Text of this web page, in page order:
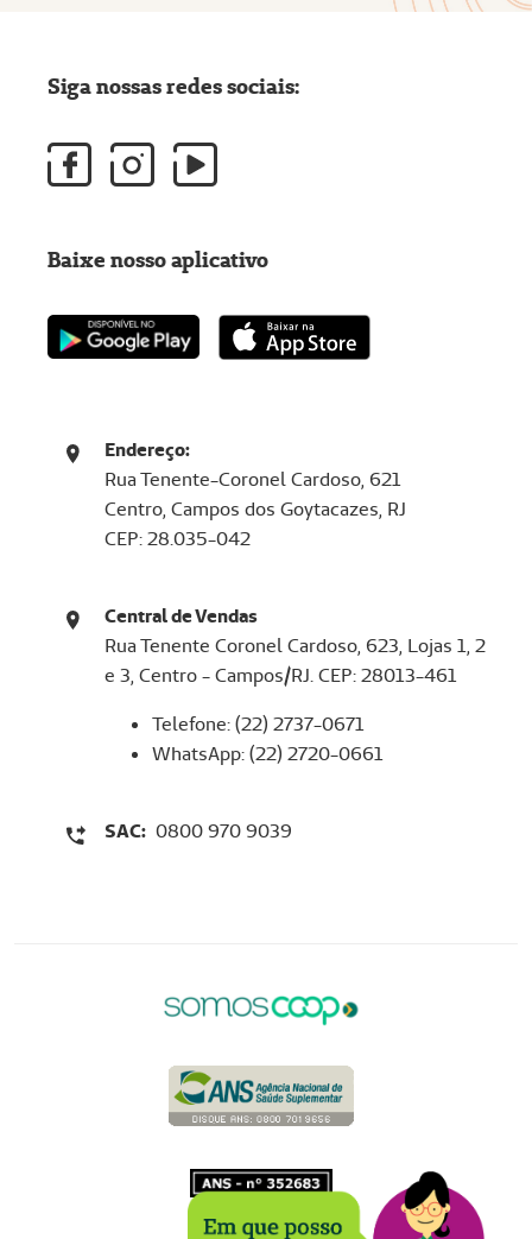
Endereço:
Rua Tenente-Coronel Cardoso, 621
Centro, Campos dos Goytacazes, RJ
CEP: 28.035-042
Central de Vendas
Rua Tenente Coronel Cardoso, 623, Lojas 1, 2
e 3, Centro - Campos/RJ.CEP: 28013-461
Telefone: (22) 2737-0671
WhatsApp: (22) 2720-0661
SAC: 0800 970 9039
Siga nossas redes sociais:
Baixe nosso aplicativo